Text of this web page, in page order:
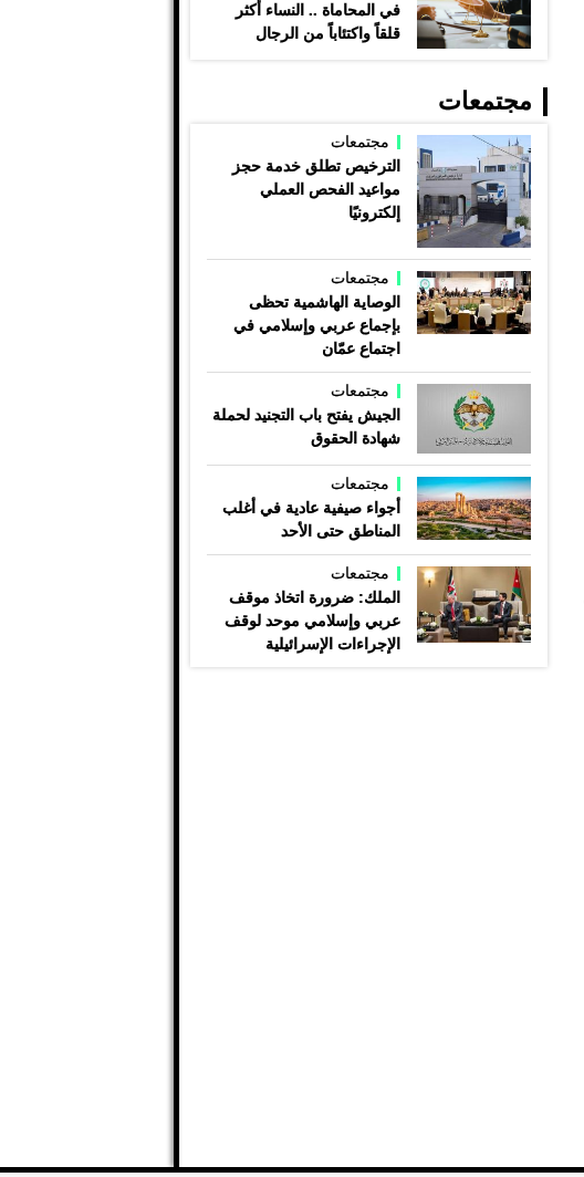
في المحاماة .. النساء أكثر
قلقاً واكتئاباً من الرجال
مجتمعات
مجتمعات
الترخيص تطلق خدمة حجز
مواعيد الفحص العملي
إلكترونيًا
مجتمعات
الوصاية الهاشمية تحظى
بإجماع عربي وإسلامي في
اجتماع عمّان
مجتمعات
الجيش يفتح باب التجنيد لحملة
شهادة الحقوق
مجتمعات
أجواء صيفية عادية في أغلب
المناطق حتى الأحد
مجتمعات
الملك: ضرورة اتخاذ موقف
عربي وإسلامي موحد لوقف
الإجراءات الإسرائيلية